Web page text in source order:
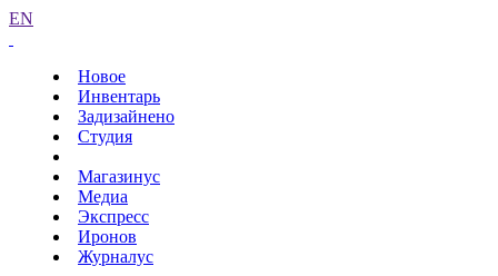
EN
Новое
Инвентарь
Задизайнено
Студия
Магазинус
Медиа
Экспресс
Иронов
Журналус